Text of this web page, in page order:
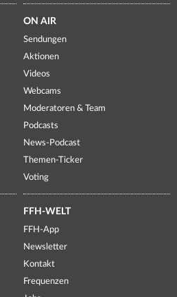
ON AIR
Sendungen
Aktionen
Videos
Webcams
Moderatoren & Team
Podcasts
News-Podcast
Themen-Ticker
Voting
FFH-WELT
FFH-App
Newsletter
Kontakt
Frequenzen